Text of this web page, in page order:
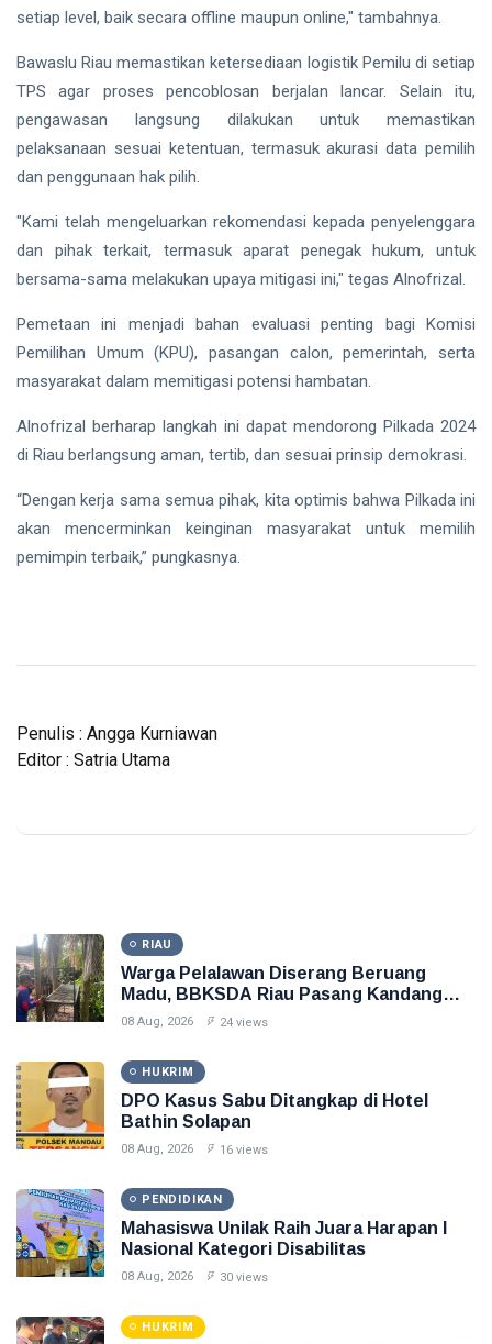
setiap level, baik secara offline maupun online," tambahnya.
Bawaslu Riau memastikan ketersediaan logistik Pemilu di setiap
TPS agar proses pencoblosan berjalan lancar. Selain itu,
pengawasan langsung dilakukan untuk memastikan
pelaksanaan sesuai ketentuan, termasuk akurasi data pemilih
dan penggunaan hak pilih.
"Kami telah mengeluarkan rekomendasi kepada penyelenggara
dan pihak terkait, termasuk aparat penegak hukum, untuk
bersama-sama melakukan upaya mitigasi ini," tegas Alnofrizal.
Pemetaan ini menjadi bahan evaluasi penting bagi Komisi
Pemilihan Umum (KPU), pasangan calon, pemerintah, serta
masyarakat dalam memitigasi potensi hambatan.
Alnofrizal berharap langkah ini dapat mendorong Pilkada 2024
di Riau berlangsung aman, tertib, dan sesuai prinsip demokrasi.
“Dengan kerja sama semua pihak, kita optimis bahwa Pilkada ini
akan mencerminkan keinginan masyarakat untuk memilih
pemimpin terbaik,” pungkasnya.
Penulis : Angga Kurniawan
Editor : Satria Utama
RIAU
Warga Pelalawan Diserang Beruang
Madu, BBKSDA Riau Pasang Kandang
Jebak
08 Aug, 2026 24 views
HUKRIM
DPO Kasus Sabu Ditangkap di Hotel
Bathin Solapan
08 Aug, 2026 16 views
PENDIDIKAN
Mahasiswa Unilak Raih Juara Harapan I
Nasional Kategori Disabilitas
08 Aug, 2026 30 views
HUKRIM